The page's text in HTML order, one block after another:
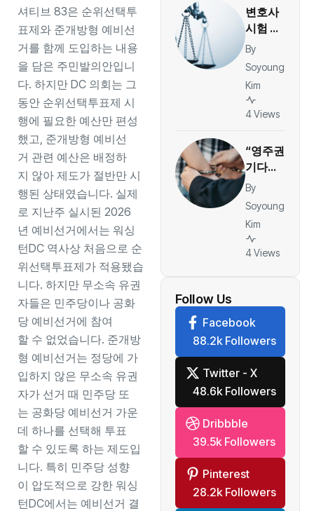
셔티브 83은 순위선택투
표제와 준개방형 예비선
거를 함께 도입하는 내용
을 담은 주민발의안입니
다. 하지만 DC 의회는 그
동안 순위선택투표제 시
행에 필요한 예산만 편성
했고, 준개방형 예비선
거 관련 예산은 배정하
지 않아 제도가 절반만 시
행된 상태였습니다. 실제
로 지난주 실시된 2026
년 예비선거에서는 워싱
턴DC 역사상 처음으로 순
위선택투표제가 적용됐습
니다. 하지만 무소속 유권
자들은 민주당이나 공화
당 예비선거에 참여
할 수 없었습니다. 준개방
형 예비선거는 정당에 가
입하지 않은 무소속 유권
자가 선거 때 민주당 또
는 공화당 예비선거 가운
데 하나를 선택해 투표
할 수 있도록 하는 제도입
니다. 특히 민주당 성향
이 압도적으로 강한 워싱
턴DC에서는 예비선거 결
건당
36달러
변호사
시험 중
쓰러진
한인 여
성, 호
프스트
라대 상
By
Soyoung
Kim
4 Views
“영주권
기다리
던 한
인, JFK
공항서
체포…
ESTA
By
Soyoung
Kim
4 Views
Follow Us
Facebook
88.2k Followers
Twitter - X
48.6k Followers
Dribbble
39.5k Followers
Pinterest
28.2k Followers